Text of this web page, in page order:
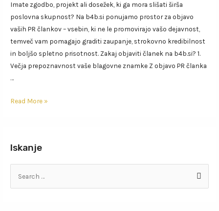
Imate zgodbo, projekt ali dosežek, ki ga mora slišati širša
poslovna skupnost? Na b4b.si ponujamo prostor za objavo
vaših PR člankov – vsebin, ki ne le promovirajo vašo dejavnost,
temveč vam pomagajo graditi zaupanje, strokovno kredibilnost
in boljšo spletno prisotnost. Zakaj objaviti članek na b4b.si? 1.
Večja prepoznavnost vaše blagovne znamke Z objavo PR članka
…
Read More »
Iskanje